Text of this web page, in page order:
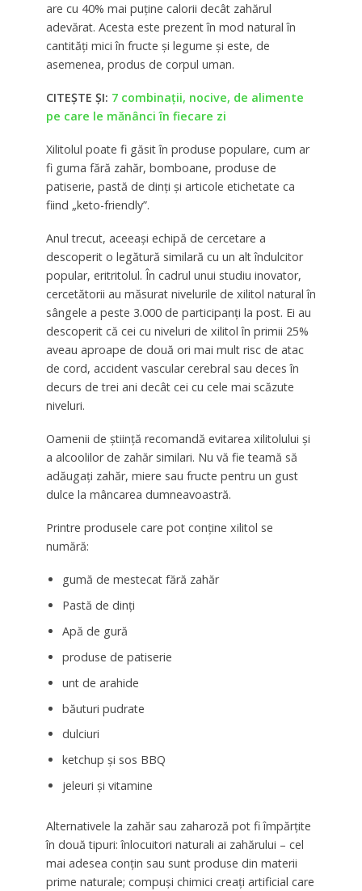
are cu 40% mai puține calorii decât zahărul
adevărat. Acesta este prezent în mod natural în
cantități mici în fructe și legume și este, de
asemenea, produs de corpul uman.
CITEȘTE ȘI: 7 combinații, nocive, de alimente
pe care le mănânci în fiecare zi
Xilitolul poate fi găsit în produse populare, cum ar
fi guma fără zahăr, bomboane, produse de
patiserie, pastă de dinți și articole etichetate ca
fiind „keto-friendly”.
Anul trecut, aceeași echipă de cercetare a
descoperit o legătură similară cu un alt îndulcitor
popular, eritritolul. În cadrul unui studiu inovator,
cercetătorii au măsurat nivelurile de xilitol natural în
sângele a peste 3.000 de participanți la post. Ei au
descoperit că cei cu niveluri de xilitol în primii 25%
aveau aproape de două ori mai mult risc de atac
de cord, accident vascular cerebral sau deces în
decurs de trei ani decât cei cu cele mai scăzute
niveluri.
Oamenii de știință recomandă evitarea xilitolului și
a alcoolilor de zahăr similari. Nu vă fie teamă să
adăugați zahăr, miere sau fructe pentru un gust
dulce la mâncarea dumneavoastră.
Printre produsele care pot conține xilitol se
numără:
gumă de mestecat fără zahăr
Pastă de dinți
Apă de gură
produse de patiserie
unt de arahide
băuturi pudrate
dulciuri
ketchup și sos BBQ
jeleuri și vitamine
Alternativele la zahăr sau zaharoză pot fi împărțite
în două tipuri: înlocuitori naturali ai zahărului – cel
mai adesea conțin sau sunt produse din materii
prime naturale; compuși chimici creați artificial care